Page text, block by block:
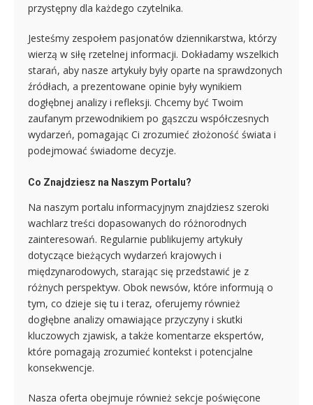
przystępny dla każdego czytelnika.
Jesteśmy zespołem pasjonatów dziennikarstwa, którzy
wierzą w siłę rzetelnej informacji. Dokładamy wszelkich
starań, aby nasze artykuły były oparte na sprawdzonych
źródłach, a prezentowane opinie były wynikiem
dogłębnej analizy i refleksji. Chcemy być Twoim
zaufanym przewodnikiem po gąszczu współczesnych
wydarzeń, pomagając Ci zrozumieć złożoność świata i
podejmować świadome decyzje.
Co Znajdziesz na Naszym Portalu?
Na naszym portalu informacyjnym znajdziesz szeroki
wachlarz treści dopasowanych do różnorodnych
zainteresowań. Regularnie publikujemy artykuły
dotyczące bieżących wydarzeń krajowych i
międzynarodowych, starając się przedstawić je z
różnych perspektyw. Obok newsów, które informują o
tym, co dzieje się tu i teraz, oferujemy również
dogłębne analizy omawiające przyczyny i skutki
kluczowych zjawisk, a także komentarze ekspertów,
które pomagają zrozumieć kontekst i potencjalne
konsekwencje.
Nasza oferta obejmuje również sekcje poświęcone